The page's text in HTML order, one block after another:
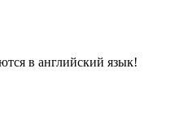
в английский язык!